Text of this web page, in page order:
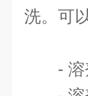
洗。可
-